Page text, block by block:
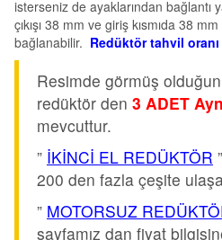
isterseniz de ayaklarından bağlantı
çıkışı 38 mm ve giriş kısmıda 38
bağlanabilir. Redüktör tahvil
Resimde görmüş
redüktör den 3 ADET
mevcuttur.
” İKİNCİ EL REDÜKTÖR
200 den fazla çeşite
” MOTORSUZ
sayfamız dan fiyat